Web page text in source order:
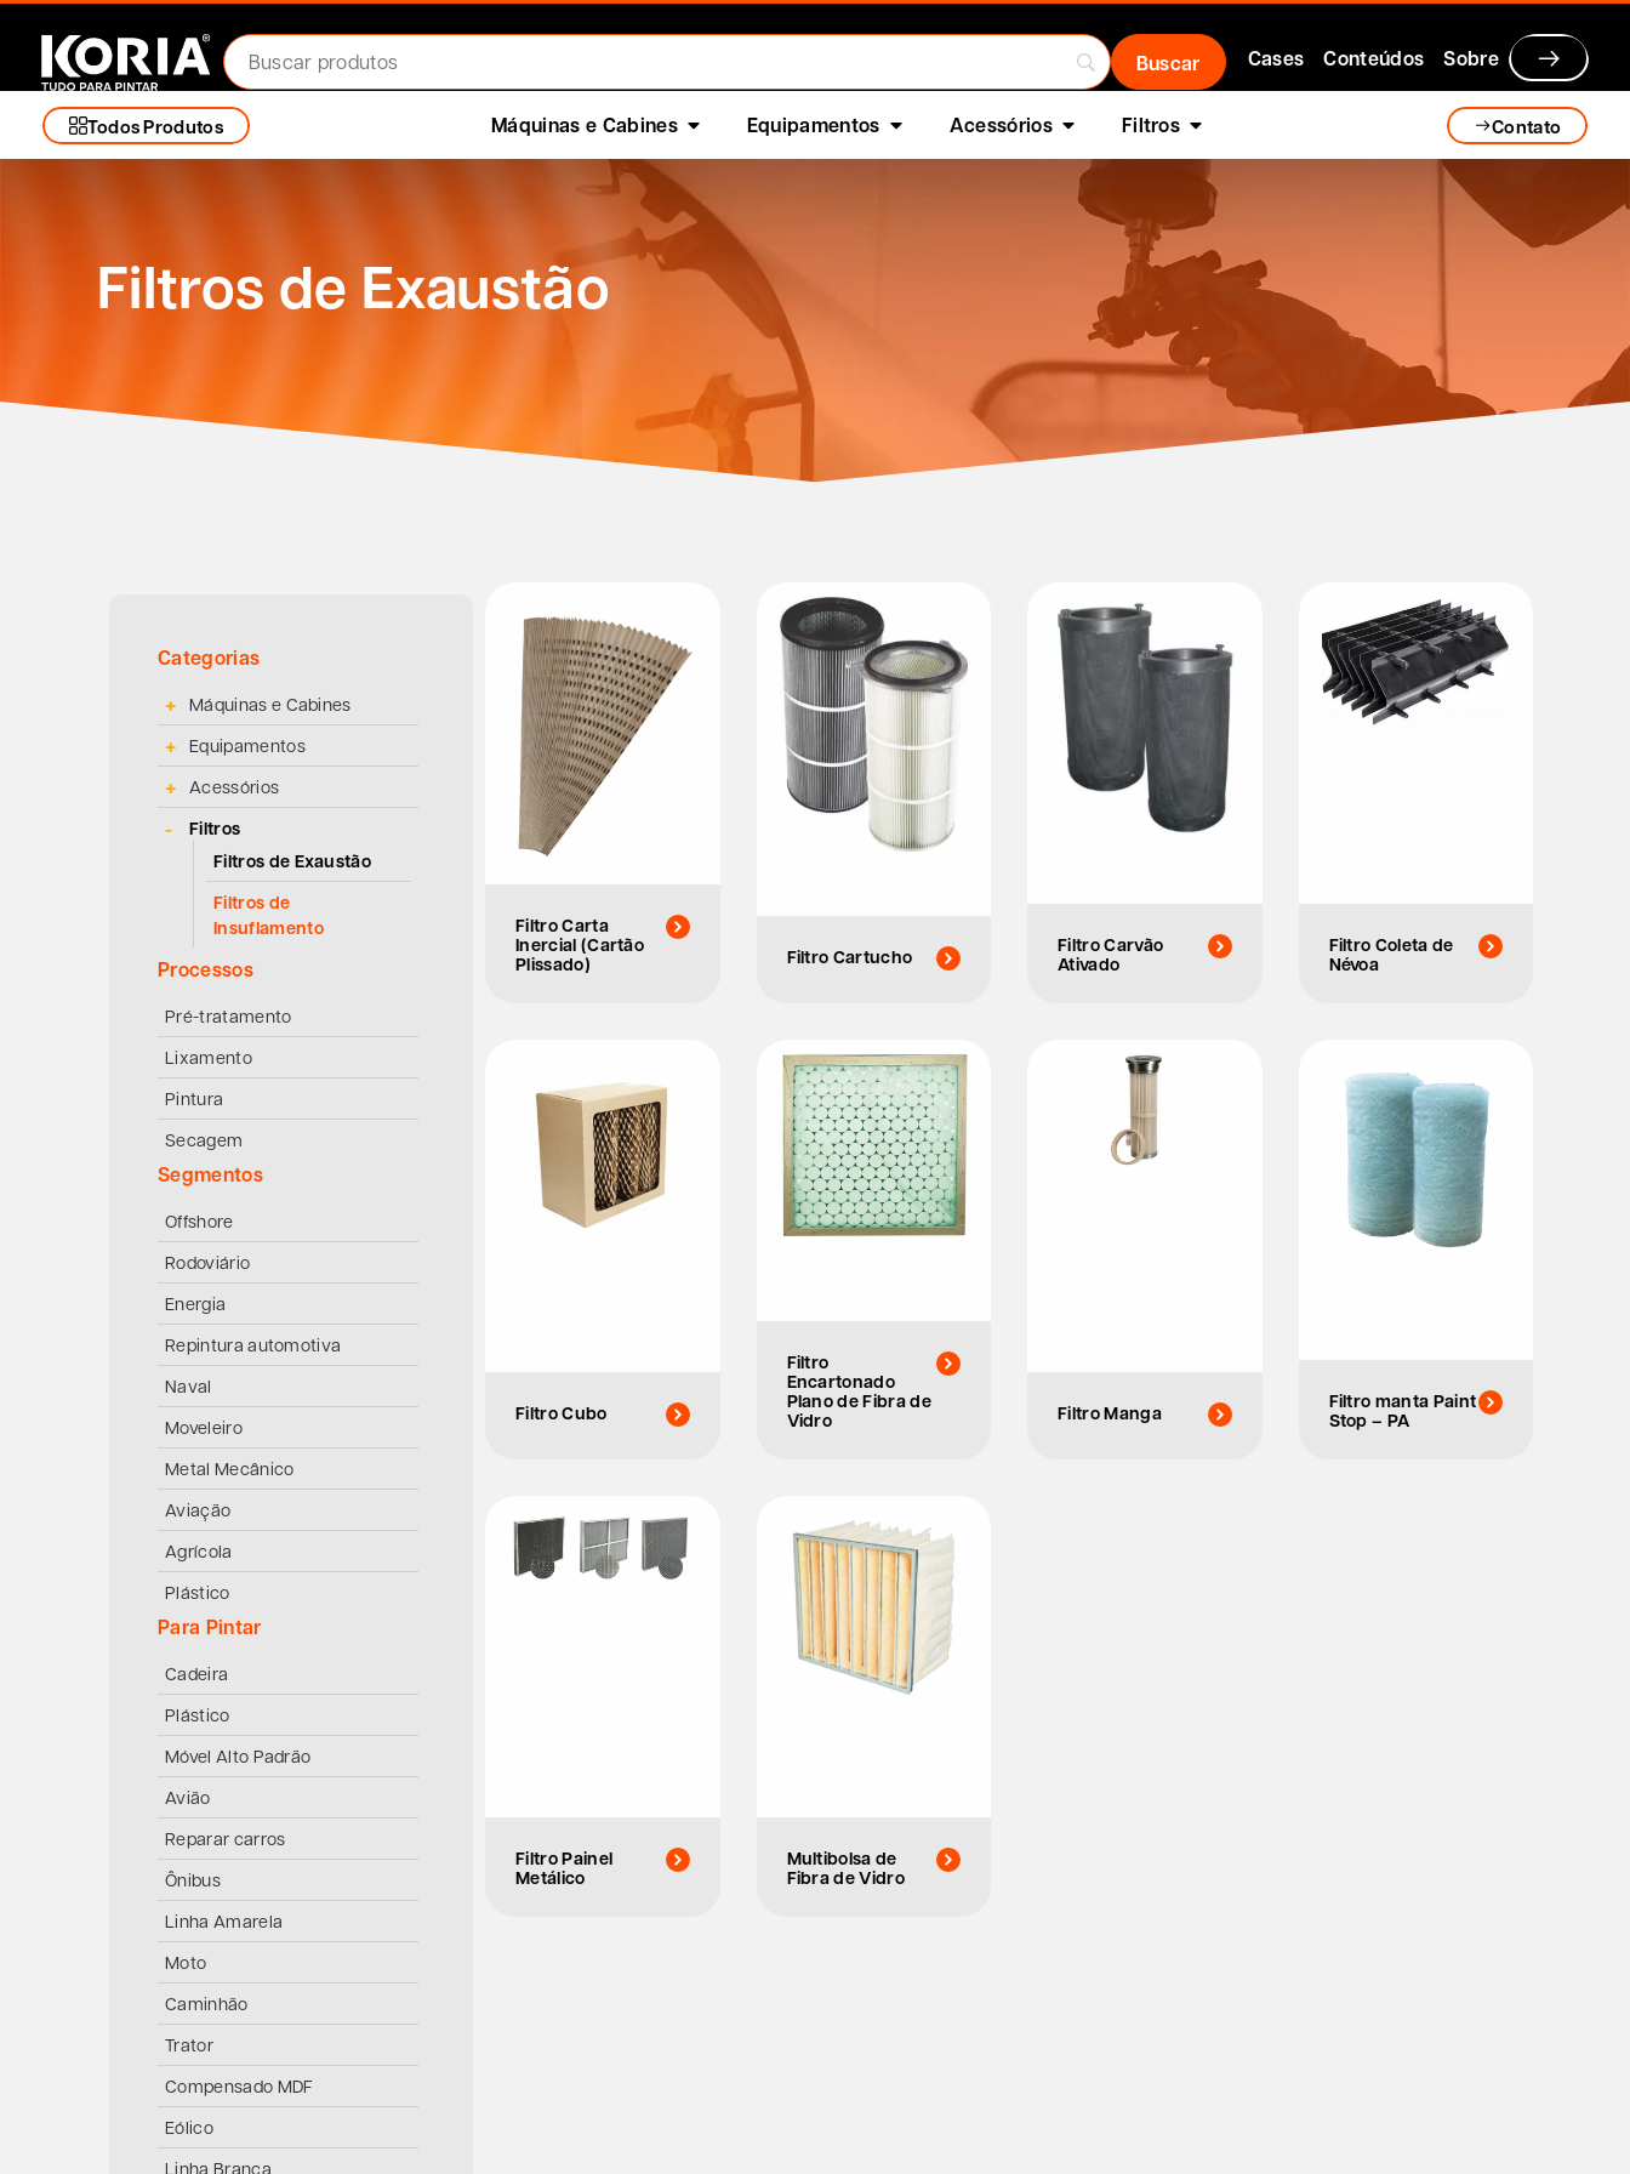
Cases Conteúdos Sobre
Todos Produtos Máquinas e Cabines Equipamentos Acessórios Filtros Contato
Filtros de Exaustão
Categorias
Máquinas e Cabines
Equipamentos
Acessórios
Filtros
Filtros de Exaustão
Filtros de
Insuflamento
Processos
Pré-tratamento
Lixamento
Pintura
Secagem
Segmentos
Offshore
Rodoviário
Energia
Repintura automotiva
Naval
Moveleiro
Metal Mecânico
Aviação
Agrícola
Plástico
Para Pintar
Cadeira
Plástico
Móvel Alto Padrão
Avião
Reparar carros
Ônibus
Linha Amarela
Moto
Caminhão
Trator
Compensado MDF
Eólico
Linha Branca
Filtro Carta
Inercial (Cartão
Plissado)
Filtro Cartucho
Filtro Carvão
Ativado
Filtro Coleta de
Névoa
Filtro Cubo
Filtro
Encartonado
Plano de Fibra de
Vidro
Filtro Manga
Filtro manta Paint
Stop – PA
Filtro Painel
Metálico
Multibolsa de
Fibra de Vidro